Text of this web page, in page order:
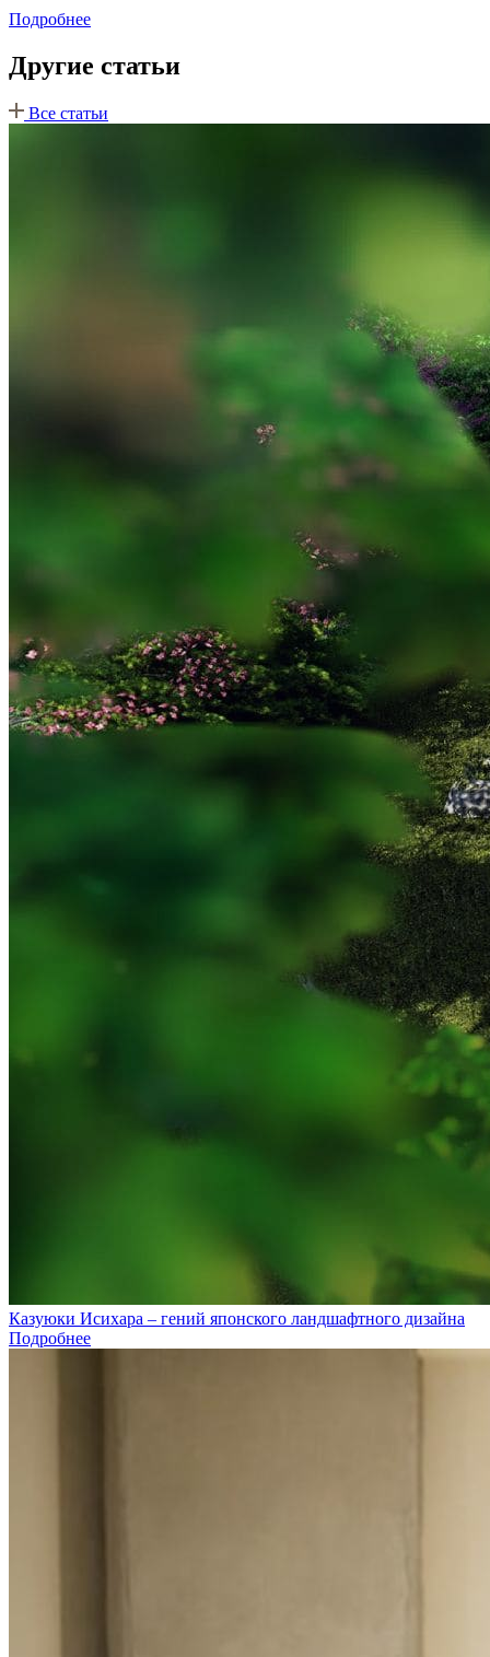
Подробнее
Другие статьи
Все статьи
Казуюки Исихара – гений японского ландшафтного дизайна
Подробнее